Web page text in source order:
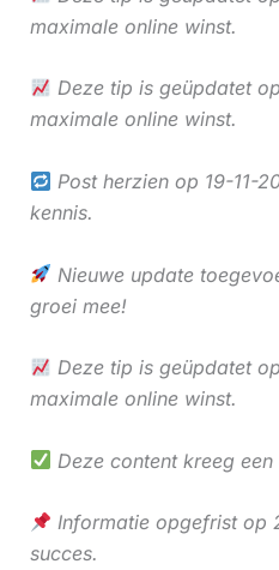
maximale online winst.
Deze tip is geüpdatet
maximale online winst.
Post herzien op 19-11-
kennis.
Nieuwe update
groei mee!
Deze tip is geüpdatet
maximale online winst.
Deze content kreeg
Informatie opgefrist op
succes.